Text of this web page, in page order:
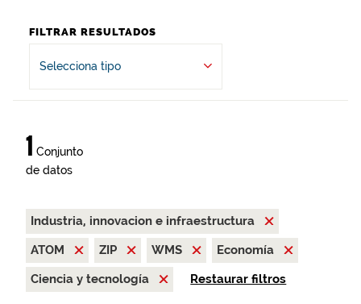
FILTRAR RESULTADOS
Selecciona tipo
1 Conjunto
de datos
Industria, innovacion e infraestructura
ATOM
ZIP WMS
Economía
Ciencia y tecnología
Restaurar filtros